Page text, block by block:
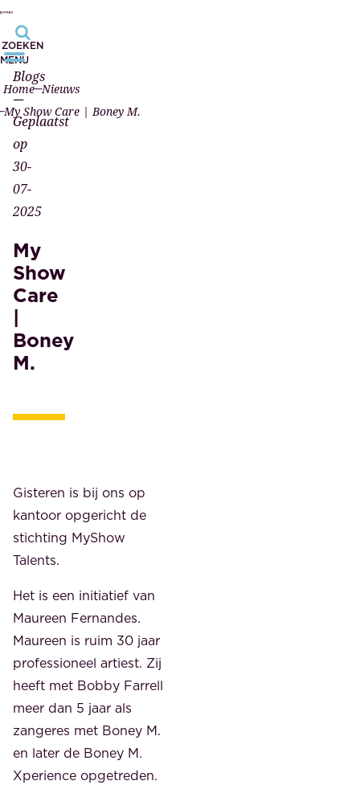
ZOEKEN
MENU
Home Nieuws
My Show Care | Boney M.
Blogs
—
Geplaatst
op
30-
07-
2025
My
Show
Care
|
Boney
M.
Gisteren is bij ons op
kantoor opgericht de
stichting MyShow
Talents.
Het is een initiatief van
Maureen Fernandes.
Maureen is ruim 30 jaar
professioneel artiest. Zij
heeft met Bobby Farrell
meer dan 5 jaar als
zangeres met Boney M.
en later de Boney M.
Xperience opgetreden.